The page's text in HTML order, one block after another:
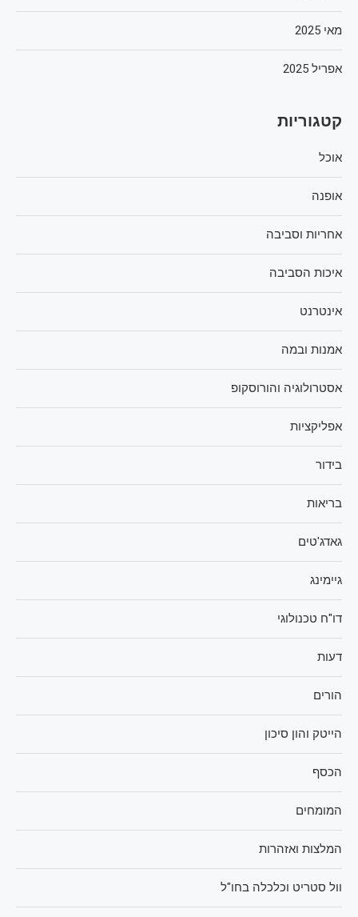
מאי 2025
אפריל 2025
קטגוריות
אוכל
אופנה
אחריות וסביבה
איכות הסביבה
אינטרנט
אמנות ובמה
אסטרולוגיה והורוסקופ
אפליקציות
בידור
בריאות
גאדג'טים
גיימינג
דו"ח טכנולוגי
דעות
הורים
הייטק והון סיכון
הכסף
המומחים
המלצות ואזהרות
וול סטריט וכלכלה בחו"ל